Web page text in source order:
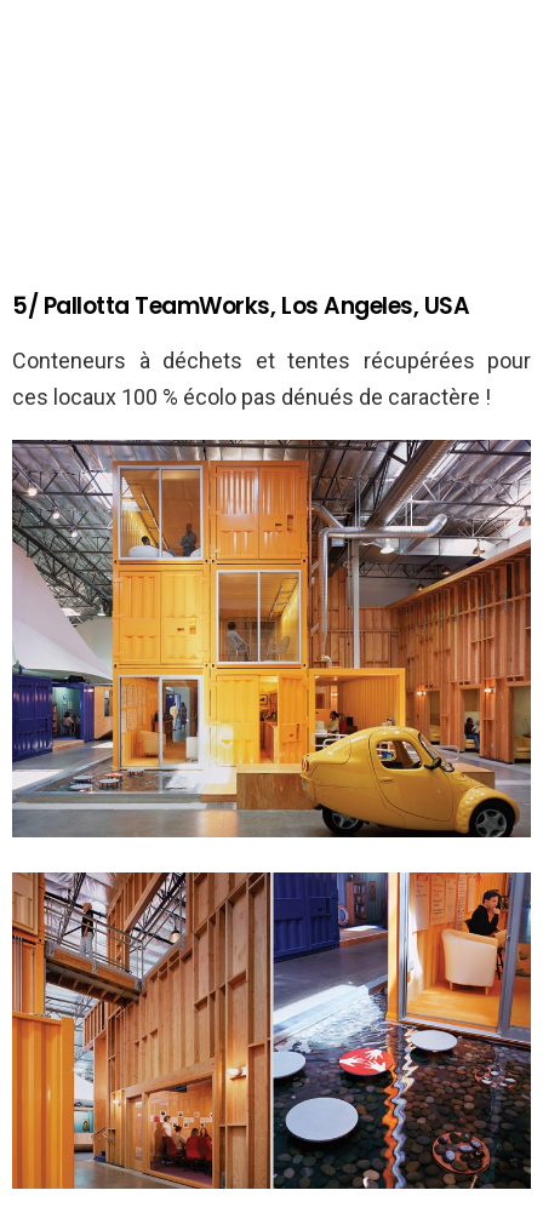
5/ Pallotta TeamWorks, Los Angeles, USA
Conteneurs à déchets et tentes récupérées pour
ces locaux 100 % écolo pas dénués de caractère !